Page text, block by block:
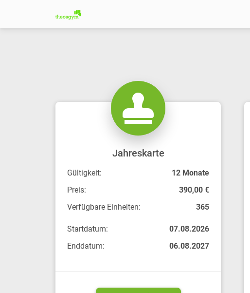
Jahreskarte
Gültigkeit:
12 Monate
Preis:
390,00 €
Verfügbare Einheiten:
365
Startdatum:
07.08.2026
Enddatum:
06.08.2027